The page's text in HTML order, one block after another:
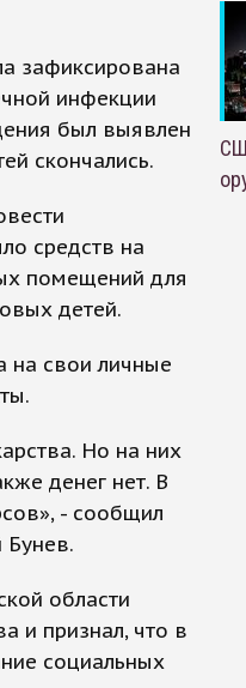
зафиксирована
инфекции
был выявлен
скончались.
средств на
помещений для
детей.
на свои личные
Но на них
денег нет. В
- сообщил
Бунев.
области
и признал, что в
социальных